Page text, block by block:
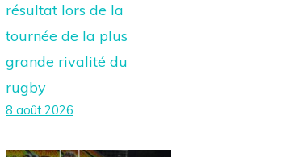
résultat lors de la
tournée de la plus
grande rivalité du
rugby
8 août 2026